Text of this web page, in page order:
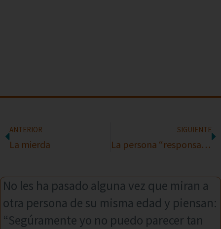
ANTERIOR
La mierda
SIGUIENTE
La persona “responsable”
No les ha pasado alguna vez que miran a
otra persona de su misma edad y piensan:
“Segúramente yo no puedo parecer tan